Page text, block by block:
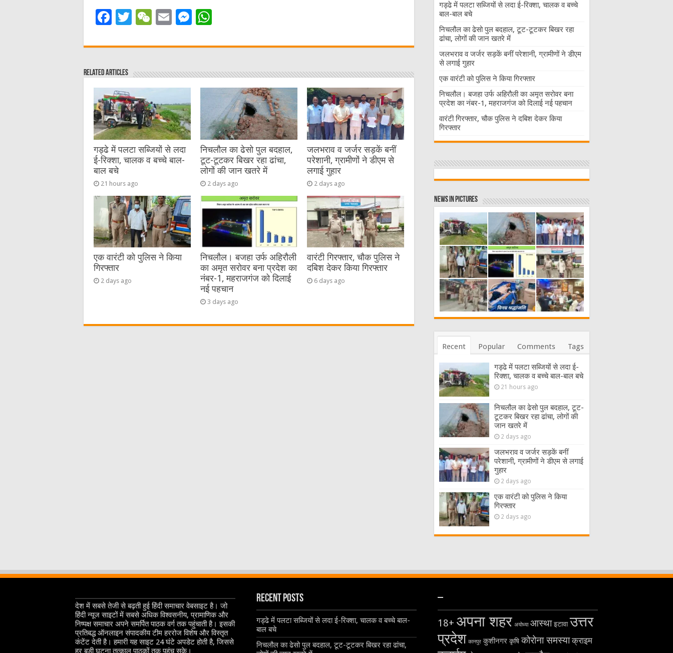
F
c
e
b
o
o
k
T
it
r
W
C
at
E
ai
M
ss
n
er
at
A
p
Related Articles
गड्ढे में पलटा सब्जियों से लदा
ई-रिक्शा, चालक व बच्चे बाल-
बाल बचे
21 hours ago
निचलौल का ढेसो पुल बदहाल,
टूट-टूटकर बिखर रहा ढांचा,
लोगों की जान खतरे में
2 days ago
जलभराव व जर्जर सड़कें बनीं
परेशानी, ग्रामीणों ने डीएम से
लगाई गुहार
2 days ago
एक वारंटी को पुलिस ने किया
गिरफ्तार
2 days ago
निचलौल। बजहा उर्फ अहिरौली
का अमृत सरोवर बना प्रदेश का
नंबर-1, महराजगंज को दिलाई
नई पहचान
3 days ago
वारंटी गिरफ्तार, चौक पुलिस ने
दबिश देकर किया गिरफ्तार
6 days ago
गड्ढे में पलटा सब्जियों से लदा ई-रिक्शा, चालक व बच्चे
बाल-बाल बचे
निचलौल का ढेसो पुल बदहाल, टूट-टूटकर बिखर रहा
ढांचा, लोगों की जान खतरे में
जलभराव व जर्जर सड़कें बनीं परेशानी, ग्रामीणों ने डीएम
से लगाई गुहार
एक वारंटी को पुलिस ने किया गिरफ्तार
निचलौल। बजहा उर्फ अहिरौली का अमृत सरोवर बना
प्रदेश का नंबर-1, महराजगंज को दिलाई नई पहचान
वारंटी गिरफ्तार, चौक पुलिस ने दबिश देकर किया
गिरफ्तार
News in Pictures
Recent Popular Comments Tags
गड्ढे में पलटा सब्जियों से लदा ई-
रिक्शा, चालक व बच्चे बाल-बाल बचे
21 hours ago
निचलौल का ढेसो पुल बदहाल, टूट-
टूटकर बिखर रहा ढांचा, लोगों की
जान खतरे में
2 days ago
जलभराव व जर्जर सड़कें बनीं
परेशानी, ग्रामीणों ने डीएम से लगाई
गुहार
2 days ago
एक वारंटी को पुलिस ने किया
गिरफ्तार
2 days ago
देश में सबसे तेजी से बढ़ती हुई हिंदी समाचार वेबसाइट है। जो
हिंदी न्यूज साइटों में सबसे अधिक विश्वसनीय, प्रामाणिक और
निष्पक्ष समाचार अपने समर्पित पाठक वर्ग तक पहुंचाती है। इसकी
प्रतिबद्ध ऑनलाइन संपादकीय टीम हररोज विशेष और विस्तृत
कंटेंट देती है। हमारी यह साइट 24 घंटे अपडेट होती है, जिससे
हर बड़ी घटना तत्काल पाठकों तक पहुंच सके।
Recent Posts
गड्ढे में पलटा सब्जियों से लदा ई-रिक्शा, चालक व बच्चे बाल-
बाल बचे
निचलौल का ढेसो पुल बदहाल, टूट-टूटकर बिखर रहा ढांचा,
–
18+ अपना शहर अयोध्या आस्था इटावा उत्तर
प्रदेश कानपुर कुशीनगर कृषि कोरोना समस्या क्राइम